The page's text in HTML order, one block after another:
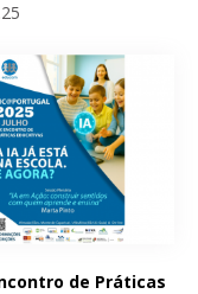
de Práticas